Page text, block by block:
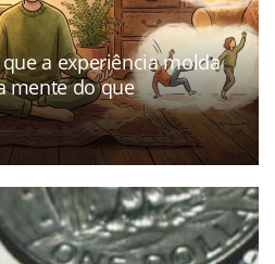
a experiência molda
mente do que